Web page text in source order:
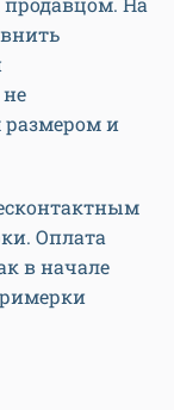
и
Оплата
в начале